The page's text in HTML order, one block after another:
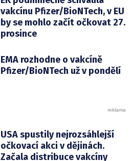
vakcínu Pfizer/BioNTech, v EU
by se mohlo začít očkovat 27.
prosince
EMA rozhodne o vakcíně
Pfizer/BioNTech už v pondělí
USA spustily nejrozsáhlejší
očkovací akci v dějinách.
Začala distribuce vakcíny